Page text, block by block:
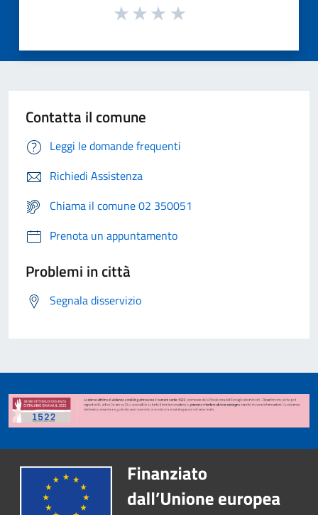
Contatta il comune
Leggi le domande frequenti
Richiedi Assistenza
Chiama il comune 02 350051
Prenota un appuntamento
Problemi in città
Segnala disservizio